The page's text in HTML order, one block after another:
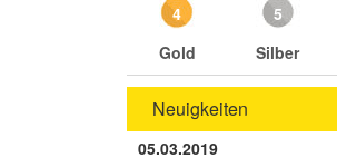
4
Gold
5
Silber
Neuigkeiten
05.03.2019